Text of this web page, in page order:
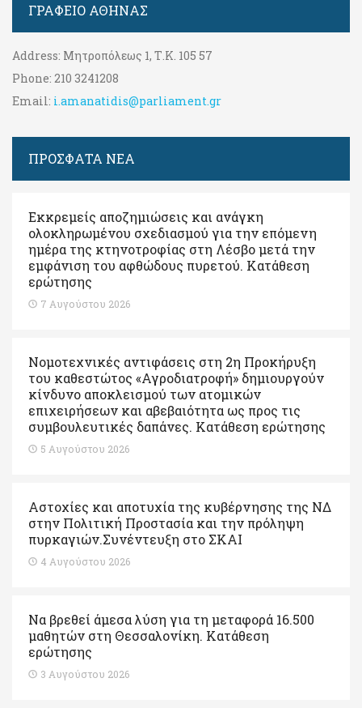
ΓΡΑΦΕΊΟ ΑΘΉΝΑΣ
Address: Μητροπόλεως 1, Τ.Κ. 105 57
Phone: 210 3241208
Email: i.amanatidis@parliament.gr
ΠΡΟΣΦΑΤΑ ΝΕΑ
Εκκρεμείς αποζημιώσεις και ανάγκη
ολοκληρωμένου σχεδιασμού για την επόμενη
ημέρα της κτηνοτροφίας στη Λέσβο μετά την
εμφάνιση του αφθώδους πυρετού. Kατάθεση
ερώτησης
7 Αυγούστου 2026
Νομοτεχνικές αντιφάσεις στη 2η Προκήρυξη
του καθεστώτος «Αγροδιατροφή» δημιουργούν
κίνδυνο αποκλεισμού των ατομικών
επιχειρήσεων και αβεβαιότητα ως προς τις
συμβουλευτικές δαπάνες. Κατάθεση ερώτησης
5 Αυγούστου 2026
Αστοχίες και αποτυχία της κυβέρνησης της ΝΔ
στην Πολιτική Προστασία και την πρόληψη
πυρκαγιών.Συνέντευξη στο ΣΚΑΙ
4 Αυγούστου 2026
Να βρεθεί άμεσα λύση για τη μεταφορά 16.500
μαθητών στη Θεσσαλονίκη. Κατάθεση
ερώτησης
3 Αυγούστου 2026